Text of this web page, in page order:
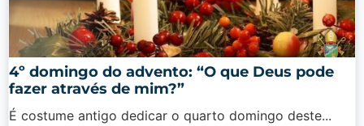
4º domingo do advento: “O que Deus pode
fazer através de mim?”
É costume antigo dedicar o quarto domingo deste...